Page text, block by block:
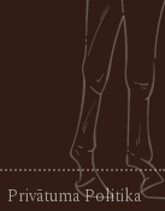
Privātuma Politika